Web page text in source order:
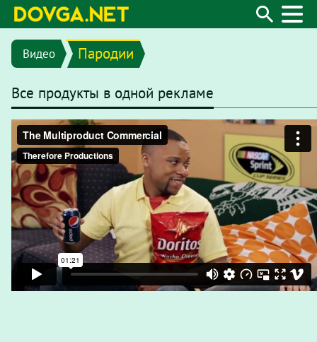
Видео Пародии
Все продукты в одной рекламе